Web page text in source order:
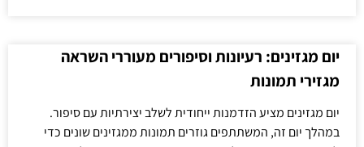
יום מגזינים: רעיונות וסיפורים מעוררי השראה
מגזירי תמונות
יום מגזינים מציע הזדמנות ייחודית לשלב יצירתיות עם סיפור.
במהלך יום זה, המשתתפים גוזרים תמונות ממגזינים שונים כדי